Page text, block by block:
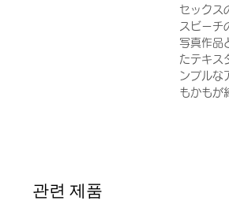
セックス
スビーチ
写真作品
たテキス
ンプルな
もかもが
관련 제품